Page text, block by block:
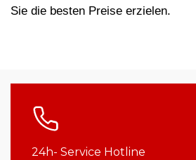
Sie die besten Preise erzielen.
24h- Service Hotline